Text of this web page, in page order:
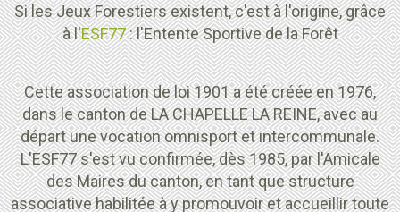
Si les Jeux Forestiers existent, c'est à l'origine, grâce
à l'ESF77: l'Entente Sportive de la Forêt
Cette association de loi 1901 a été créée en 1976,
dans le canton de LA CHAPELLE LA REINE, avec au
départ une vocation omnisport et intercommunale.
L'ESF77 s'est vu confirmée, dès 1985, par l'Amicale
des Maires du canton, en tant que structure
associative habilitée à y promouvoir et accueillir toute